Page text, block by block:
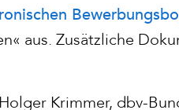
aus. Zusätzliche
Krimmer, dbv-